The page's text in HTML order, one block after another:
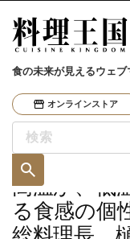
食の未来が見えるウェブ
オンラインストア
高温か、低
る食感の個